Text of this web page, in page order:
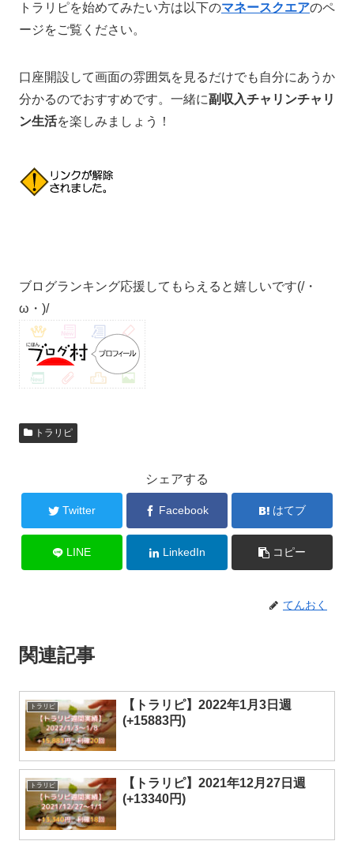
トラリピを始めてみたい方は以下のマネースクエアのペ
ージをご覧ください。
口座開設して画面の雰囲気を見るだけでも自分にあうか
分かるのでおすすめです。一緒に副収入チャリンチャリ
ン生活を楽しみましょう！
ブログランキング応援してもらえると嬉しいです(/・
ω・)/
トラリピ
シェアする
Twitter Facebook はてブ
LINE LinkedIn コピー
てんおく
関連記事
トラリピ
【トラリピ】2022年1月3日週
(+15883円)
トラリピ
【トラリピ】2021年12月27日週
(+13340円)